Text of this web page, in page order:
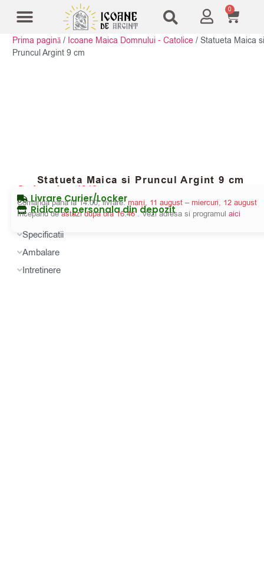
0
Prima pagină / Icoane Maica Domnului - Catolice / Statueta Maica si
Pruncul Argint 9 cm
Statueta Maica si Pruncul Argint 9 cm
Cod produs: 4342
Livrare Curier/Locker
Comanda pana la 14:00, livrare:marți, 11 august – miercuri, 12 august
Ridicare personala din depozit
Incepand deastazi dupa ora 16:46. Vezi adresa si programul aici
Specificatii
Ambalare
Intretinere